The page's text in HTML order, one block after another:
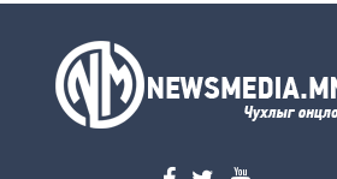
2026-08-5
2026-08-5